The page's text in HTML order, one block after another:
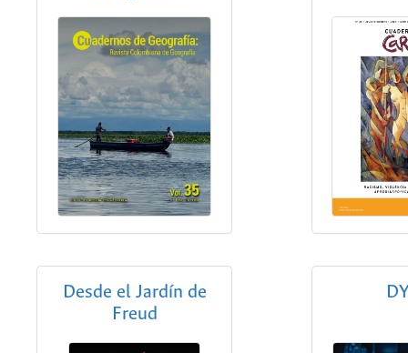
Desde el Jardín de
Freud